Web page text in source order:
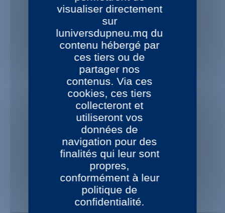
NOS 15 CENTRES DE MONTAGE
Disponibles 24/48H
dans votre centre L’Univers du Pneu
+ 1000 REFERENCES
De pneus disponibles
Nouveautés permanentes
CONSEILS PROFESSIONNELS
Service téléphonique Pro
visualiser directement
sur
luniversdupneu.mq du
contenu hébergé par
ces tiers ou de
partager nos
contenus. Via ces
cookies, ces tiers
collecteront et
utiliseront vos
données de
navigation pour des
finalités qui leur sont
propres,
conformément à leur
politique de
confidentialité.